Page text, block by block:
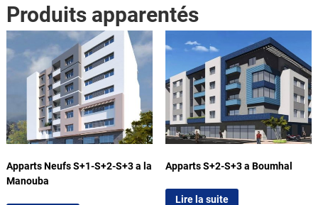
Produits apparentés
Apparts Neufs S+1-S+2-S+3 a la
Manouba
Apparts S+2-S+3 a Boumhal
Lire la suite